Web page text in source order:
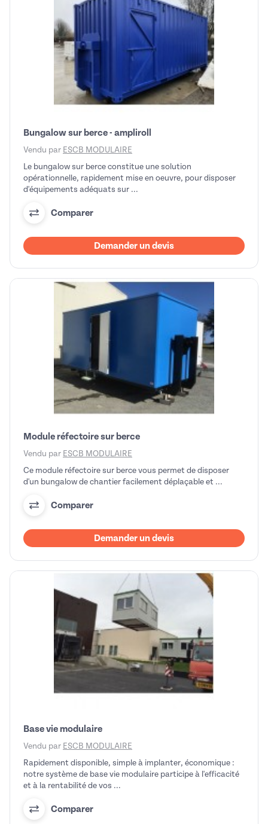
Bungalow sur berce - ampliroll
Vendu par ESCB MODULAIRE
Le bungalow sur berce constitue une solution
opérationnelle, rapidement mise en oeuvre, pour disposer
d'équipements adéquats sur ...
Comparer
Demander un devis
Module réfectoire sur berce
Vendu par ESCB MODULAIRE
Ce module réfectoire sur berce vous permet de disposer
d'un bungalow de chantier facilement déplaçable et ...
Comparer
Demander un devis
Base vie modulaire
Vendu par ESCB MODULAIRE
Rapidement disponible, simple à implanter, économique :
notre système de base vie modulaire participe à l'efficacité
et à la rentabilité de vos ...
Comparer